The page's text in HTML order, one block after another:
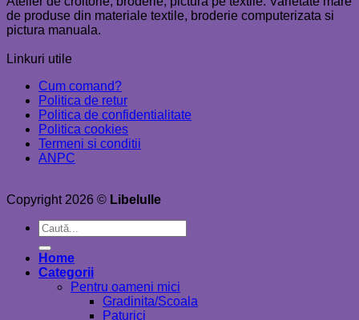
de produse din materiale textile, broderie computerizata si
pictura manuala.
Linkuri utile
Cum comand?
Politica de retur
Politica de confidentialitate
Politica cookies
Termeni si conditii
ANPC
Copyright 2026 © Libelulle
Caută
după:
Home
Categorii
Pentru oameni mici
Gradinita/Scoala
Paturici